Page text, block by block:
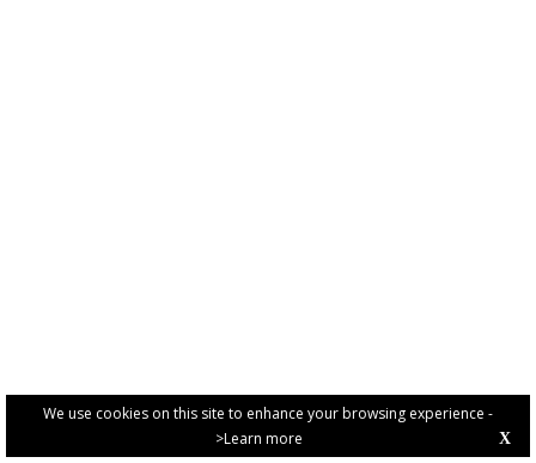
We use cookies on this site to enhance your browsing experience -
>Learn more
X